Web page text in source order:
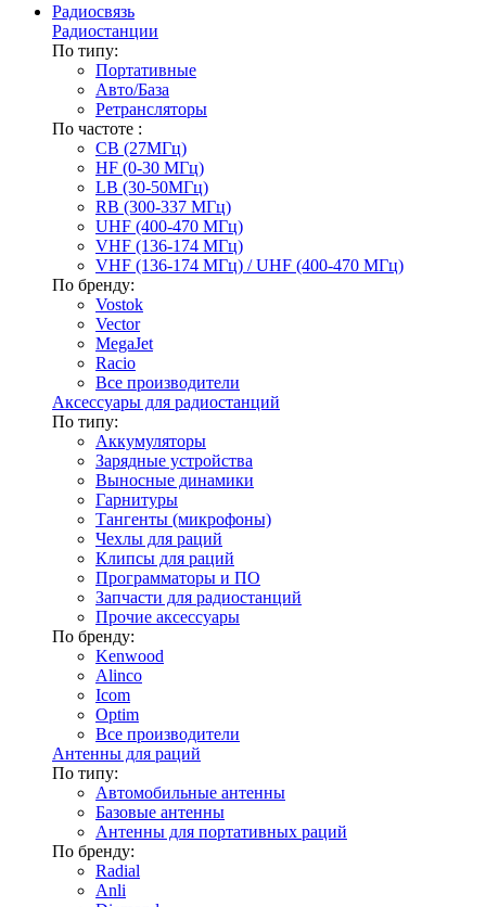
Радиосвязь
Радиостанции
По типу:
Портативные
Авто/База
Ретрансляторы
По частоте :
CB (27МГц)
HF (0-30 МГц)
LB (30-50МГц)
RB (300-337 МГц)
UHF (400-470 МГц)
VHF (136-174 МГц)
VHF (136-174 МГц) / UHF (400-470 МГц)
По бренду:
Vostok
Vector
MegaJet
Racio
Все производители
Аксессуары для радиостанций
По типу:
Аккумуляторы
Зарядные устройства
Выносные динамики
Гарнитуры
Тангенты (микрофоны)
Чехлы для раций
Клипсы для раций
Программаторы и ПО
Запчасти для радиостанций
Прочие аксессуары
По бренду:
Kenwood
Alinco
Icom
Optim
Все производители
Антенны для раций
По типу:
Автомобильные антенны
Базовые антенны
Антенны для портативных раций
По бренду:
Radial
Anli